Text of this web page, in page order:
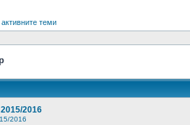
теми
2016
2016